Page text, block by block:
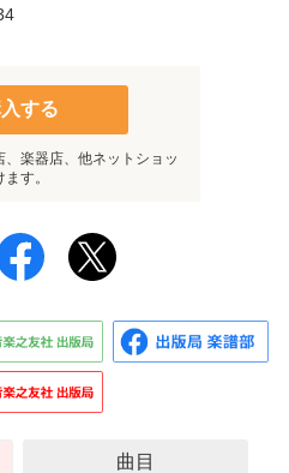
する
楽器店、他ネットショッ
す。
曲目